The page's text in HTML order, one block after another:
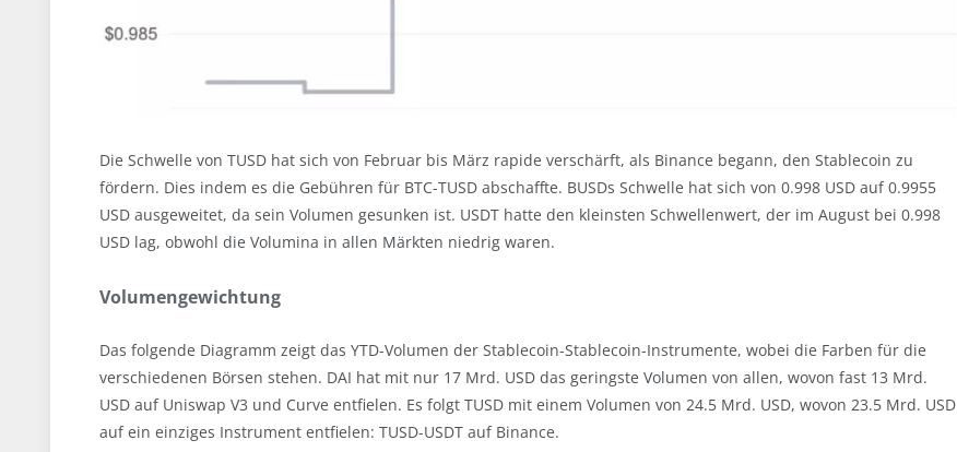
Die Schwelle von TUSD hat sich von Februar bis März rapide verschärft, als Binance begann, den Stablecoin zu
fördern. Dies indem es die Gebühren für BTC-TUSD abschaffte. BUSDs Schwelle hat sich von 0.998 USD auf 0.9955
USD ausgeweitet, da sein Volumen gesunken ist. USDT hatte den kleinsten Schwellenwert, der im August bei 0.998
USD lag, obwohl die Volumina in allen Märkten niedrig waren.
Volumengewichtung
Das folgende Diagramm zeigt das YTD-Volumen der Stablecoin-Stablecoin-Instrumente, wobei die Farben für die
verschiedenen Börsen stehen. DAI hat mit nur 17 Mrd. USD das geringste Volumen von allen, wovon fast 13 Mrd.
USD auf Uniswap V3 und Curve entfielen. Es folgt TUSD mit einem Volumen von 24.5 Mrd. USD, wovon 23.5 Mrd. USD
auf ein einziges Instrument entfielen: TUSD-USDT auf Binance.